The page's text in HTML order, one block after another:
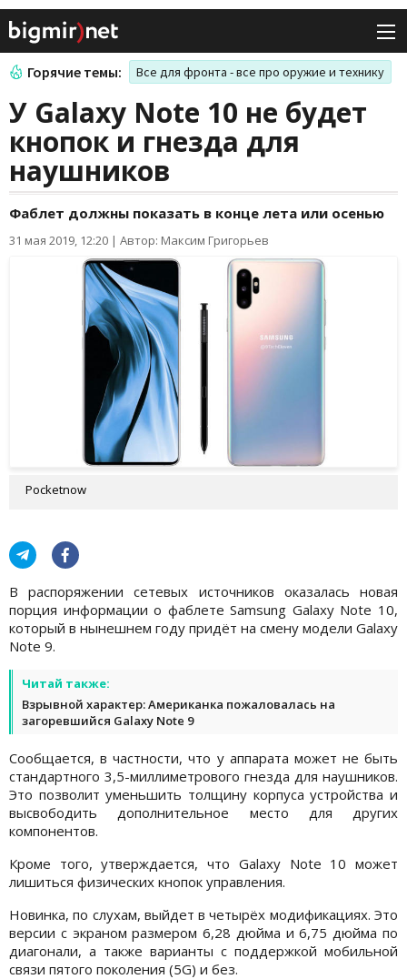
Горячие темы: Все для фронта - все про оружие и технику
У Galaxy Note 10 не будет
кнопок и гнезда для
наушников
Фаблет должны показать в конце лета или осенью
31 мая 2019, 12:20 | Автор: Максим Григорьев
Pocketnow
В распоряжении сетевых источников оказалась новая
порция информации о фаблете Samsung Galaxy Note 10,
который в нынешнем году придёт на смену модели Galaxy
Note 9.
Читай также:
Взрывной характер: Американка пожаловалась на
загоревшийся Galaxy Note 9
Сообщается, в частности, что у аппарата может не быть
стандартного 3,5-миллиметрового гнезда для наушников.
Это позволит уменьшить толщину корпуса устройства и
высвободить дополнительное место для других
компонентов.
Кроме того, утверждается, что Galaxy Note 10 может
лишиться физических кнопок управления.
Новинка, по слухам, выйдет в четырёх модификациях. Это
версии с экраном размером 6,28 дюйма и 6,75 дюйма по
диагонали, а также варианты с поддержкой мобильной
связи пятого поколения (5G) и без.